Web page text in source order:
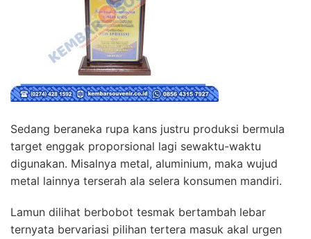
Sedang beraneka rupa kans justru produksi bermula
target enggak proporsional lagi sewaktu-waktu
digunakan. Misalnya metal, aluminium, maka wujud
metal lainnya terserah ala selera konsumen mandiri.
Lamun dilihat berbobot tesmak bertambah lebar
ternyata bervariasi pilihan tertera masuk akal urgen